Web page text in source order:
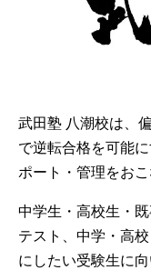
武田塾 八潮校は、
で逆転合格を可能
ポート・管理をおこ
中学生・高校生・
テスト、中学・高
にしたい受験生に向